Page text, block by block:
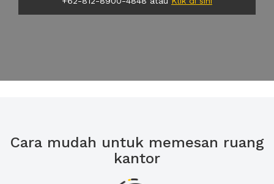
Cara mudah untuk memesan ruang
kantor